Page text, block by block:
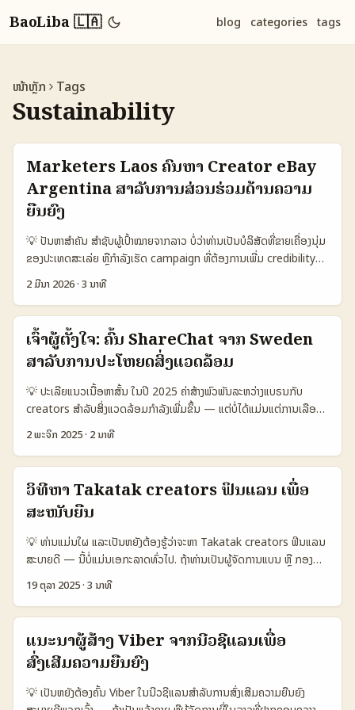
BaoLiba 🇱🇦 blog categories tags
ໜ້າຫຼັກ Tags
Sustainability
Marketers Laos ຄົນຫາ Creator eBay
Argentina ສຳລັບການສ່ວນຮ່ວມດ້ານຄວາມ
ຍືນຍົງ
💡 ປັນຫາສຳຄັນ ສຳຊັບຜູ້ເປົ້າໝາຍຈາກລາວ ບໍ່ວ່າທ່ານເປັນບໍລິສັດທີ່ຂາຍເຄື່ອງນຸ່ມ
ຂອງປະເທດສະເລ່ຍ ຫຼືກຳລັງເຮັດ campaign ທີ່ຕ້ອງການເພີ່ມ credibility
ດ້ວຍ sustainability — finding the right Argentina creators
who use eBay ແມ່ນ challenge ໜຶ່ງ. ສັງລວນ creators ທີ່ເປັນ
seller‑first, ມີ listings ອອນ eBay, ແຕ່ບໍ່ໄດ້ຢ່າງຊັດເຈນໃນ social bio
ຫຼືບໍ່ລຽງຫຼາຍເຖິງ sustainability messaging — ນີ້ແມ່ນຈຸດເລີ່ມຕົ້ນທີ່ຈະ
ຕ້ອງອ່ານຫຼາຍ. ຫຼັງຈາກສົມທົບຂໍ້ມູນຈາກ Allbirds (ເປັນໂຕຢ່າງທີ່ດີ) ທີ່ເຮັດການ
ກຳຫນົດ brand around materials ແລະ direct‑to‑consumer
experience ພວກເຮົາສາມາດເອົາບທສຶບຜົນນັ້ນມາໃຊ້: clear mission +
platform fit = global reach. ສຳລັບທ່ານຈາກລາວ, ການຫາ Argentina
eBay creators ທີ່ຈະເປັນ partners ໃນ campaign ຍືນຍົງແມ່ນຕ້ອງມີ
3 ຂໍ້ເບື້ອງຕົ້ນ: audience fit, listing behaviour ແລະ real
2 ມີນາ 2026·3 ນາທີ
ເຈົ້າຜູ້ຕັ້ງໃຈ: ຄົ້ນ ShareChat ຈາກ Sweden
ສໍາລັບການປະໂຫຍດສິ່ງແວດລ້ອມ
💡 ປະເລີຍແນວເນື້ອຫາສັ້ນ ໃນປີ 2025 ຄ່າສ້າງພົວພັນລະຫວ່າງແບຣນກັບ
creators ສຳລັບສິ່ງແວດລ້ອມກຳລັງເພີ່ມຂຶ້ນ — ແຕ່ບໍ່ໄດ້ແມ່ນແຕ່ການເລືອກ
ສີຫຼືຂອງຜູ້ມີອິດທິພົນ. ສໍາລັບນັກປະກອບການໃນລາວທີ່ຕ້ອງການຄົ້ນ
ShareChat creators ຈາກ Sweden ເພື່ອລົງສືບການ campaign ທີ່ນຳ
ເນື້ອຫາ sustainability — ບັນຫາຄືວ່າເຈົ້າຈະຫາແລະວິໄນຈາກໃສ່ແນວໃດເພື່ອ
ເປັນພໍ່ໃຈສາມາດທ້າທາຍຄົນແລະປ່ຽນພຶດຕິກຳໄດ້. ບອກກັນອີກນ້ອຍ:
campaign ที่ໃຫ້ຮູບແບບທີ່ແທ້ຈິງກວ່າຄຳສັ້ນ ແລະການສ້າງຄວາມເຊື່ອມຕໍ່ທີ່
ອົບອຸ່ນ — ນີ້ແມ່ນເນື້ອຫາຈຳເປັນ. ຕົວຢ່າງຈາກ Reference Content
Snaps ຈາກຜູ້ໃຊ້ພາຍໃນໄປສະແດງໃນສາຍອາກາດຄືນສະແດງຄວາມຈິງ ແລະສື່
ສານທີ່ເອົາໃຈຜູ້ຄົນ — ຟັງມິນີງນີ້ເປັນ reference ເຝິກໃຫ້ແບຣນຂອງເຮົາຢ້ຽມ
ຊົມ creator-led content ໃນ Sweden (Reference Content). 📊
C 👥 Monthly Active 1.200.000 800.000 1.000.000 📈
Conversion 12% 8% 9% 💬 Avg Engagement 6.2% 3.8%
4.5% 💰 Avg CPM (USD) 8.50 5.20 4.40 ♻️ Sustainability Fit
High Medium Medium-High ຕາຕະລາງນີ້ສະແດງການປຽບທຽບໃນແບບ
Option A/B/C ທີ່ຈະເປັນເພື່ອລະບຸເລືອກທີ່ເໝາະສົມ: Option A ມີ
engagement ສູງແລະສິ່ງແວດລ້ອມດີສໍາລັບການປະກອບ campaign, ແຕ່
2 ພະຈິກ 2025· 2 ນາທີ
ວິທີຫາ Takatak creators ຟິນແລນ ເພື່ອ
ສະໜັບຍືນ
💡 ທ່ານແມ່ນໃຜ ແລະເປັນຫຍັງຕ້ອງຮູ້ວ່າຈະຫາ Takatak creators ຟິນແລນ
ສະບາຍດີ — ນີ້ບໍ່ແມ່ນເອກະລາດທົ່ວໄປ. ຖ້າທ່ານເປັນຜູ້ຈັດການແບນ ຫຼື ກອງ
ທຸລະກິດໃນລາວ ທີ່ຢາກຮອດກັບການຕໍ່ຕ້ານການເສຍສິ່ງສົດແລະຮັບປະກັນ
ຄຸນນະພາບຊຸມຊົນ — ການເລືອກ creator ຈາກ ຟິນແລນ (Finland) ໃນ
Takatak ແມ່ນເລືອກທີ່ມີສ່ວນຜົນດີ: ຄຸນຄ່າການສຶກສາສິ່ງແວດລ້ອມ, ການນໍາ
ໃຊ້ເຄື່ອງມືທີ່ຍືນຍົງ, ແລະການຮ່ວມມືທີ່ຊັດເຈນ. ບົດຄວາມນີ້ສະເປັນນໍາທາງຕອນ
ດ້ານວິທີຄົ້ນຫາ, ຕິດຕໍ່, ແລະອອກແບບ campaign ທີ່ creator-led ທົ່ວໄປ
ໄດ້ເປັນທີ່ເຂົ້າໃຈ. ໃນຕອນນີ້ ມີແນວໜ້າທີ່ຕ້ອງຮັບມື: - ການຄົ້ນຫາຂໍ້ມູນ
creator ໃນ Takatak ແລະ cross-platform scouting. - ການປັບ
ການຕິດຕໍ່ແບບມີປະສິດທິພາບ ເພື່ອສ້າງແນວຄິດ sustainability-led
19 ຕຸລາ 2025·3 ນາທີ
ແນະນຳຜູ້ສ້າງ Viber ຈາກນີວຊີແລນເພື່ອ
ສົ່ງເສີມຄວາມຍືນຍົງ
💡 ເປັນຫຍັງຕ້ອງຄົ້ນ Viber ໃນນີວຊີແລນສຳລັບການສົ່ງເສີມຄວາມຍືນຍົງ